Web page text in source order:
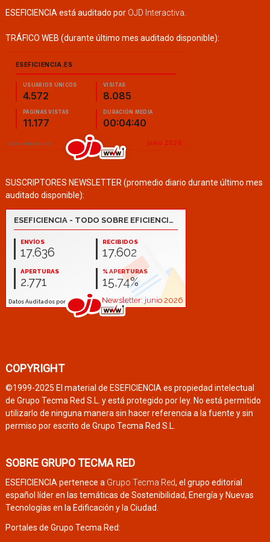
ESEFICIENCIA está auditado por OJD Interactiva
TRÁFICO WEB (durante último mes auditado disponible):
SUSCRIPTORES NEWSLETTER (promedio diario durante último mes
auditado disponible):
COPYRIGHT
©1999-2025 El material de ESEFICIENCIA es propiedad intelectual
de Grupo Tecma Red S.L. y está protegido por ley. No está permitido
utilizarlo de ninguna manera sin hacer referencia a la fuente y sin
permiso por escrito de Grupo Tecma Red S.L.
SOBRE GRUPO TECMA RED
ESEFICIENCIA pertenece a Grupo Tecma Red, el grupo editorial
español líder en las temáticas de Sostenibilidad, Energía y Nuevas
Tecnologías en la Edificación y la Ciudad.
Portales de Grupo Tecma Red: